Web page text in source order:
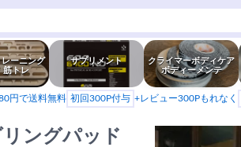
ーニング
筋トレ
サプリメント
クライマーボディケア
ボディーメンテ
円で送料無料 初回300P付与 +レビュー300Pもれなく
ングパッド